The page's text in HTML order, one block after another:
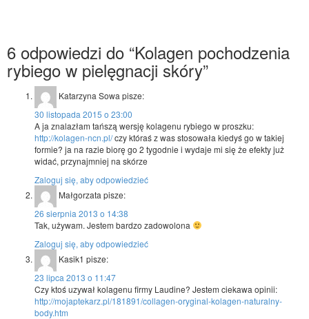
6 odpowiedzi do “Kolagen pochodzenia
rybiego w pielęgnacji skóry”
Katarzyna Sowa pisze:
30 listopada 2015 o 23:00
A ja znalazłam tańszą wersję kolagenu rybiego w proszku:
http://kolagen-ncn.pl/czy któraś z was stosowała kiedyś go w takiej
formie? ja na razie biorę go 2 tygodnie i wydaje mi się że efekty już
widać, przynajmniej na skórze
Zaloguj się, aby odpowiedzieć
Małgorzata pisze:
26 sierpnia 2013 o 14:38
Tak, używam. Jestem bardzo zadowolona
Zaloguj się, aby odpowiedzieć
Kasik1 pisze:
23 lipca 2013 o 11:47
Czy ktoś uzywał kolagenu firmy Laudine? Jestem ciekawa opinii:
http://mojaptekarz.pl/181891/collagen-oryginal-kolagen-naturalny-
body.htm